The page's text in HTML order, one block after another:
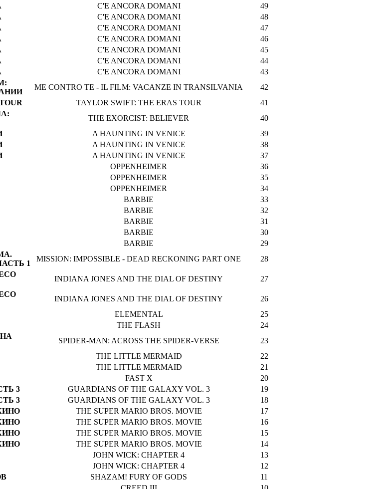
C'E ANCORA DOMANI
49
C'E ANCORA DOMANI
48
C'E ANCORA DOMANI
47
C'E ANCORA DOMANI
46
C'E ANCORA DOMANI
45
C'E ANCORA DOMANI
44
C'E ANCORA DOMANI
43
ME CONTRO TE - IL FILM: VACANZE IN TRANSILVANIA
42
TAYLOR SWIFT: THE ERAS TOUR
41
THE EXORCIST: BELIEVER
40
A HAUNTING IN VENICE
39
A HAUNTING IN VENICE
38
A HAUNTING IN VENICE
37
OPPENHEIMER
36
OPPENHEIMER
35
OPPENHEIMER
34
BARBIE
33
BARBIE
32
BARBIE
31
BARBIE
30
BARBIE
29
1
MISSION: IMPOSSIBLE - DEAD RECKONING PART ONE 28
INDIANA JONES AND THE DIAL OF DESTINY 27
INDIANA JONES AND THE DIAL OF DESTINY
26
ELEMENTAL
25
THE FLASH
24
SPIDER-MAN: ACROSS THE SPIDER-VERSE
23
THE LITTLE MERMAID
22
THE LITTLE MERMAID
21
FAST X
20
3 GUARDIANS OF THE GALAXY VOL. 3
19
3 GUARDIANS OF THE GALAXY VOL. 3
18
THE SUPER MARIO BROS. MOVIE
17
THE SUPER MARIO BROS. MOVIE
16
THE SUPER MARIO BROS. MOVIE
15
THE SUPER MARIO BROS. MOVIE
14
JOHN WICK: CHAPTER 4
13
JOHN WICK: CHAPTER 4
12
SHAZAM! FURY OF GODS
11